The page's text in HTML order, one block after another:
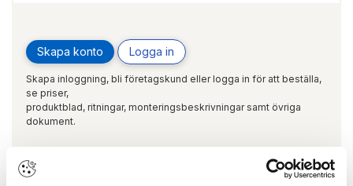
Skapa konto Logga in
Skapa inloggning, bli företagskund eller logga in för att beställa,
se priser,
produktblad, ritningar, monteringsbeskrivningar samt övriga
dokument.